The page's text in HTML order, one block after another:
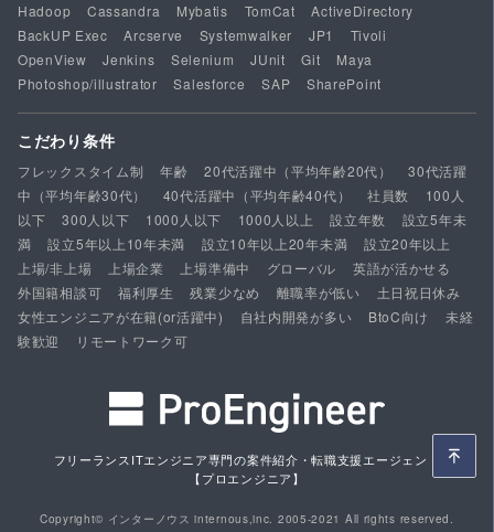
Hadoop
Cassandra Mybatis TomCat
ActiveDirectory
BackUP Exec
Arcserve Systemwalker JP1
Tivoli
OpenView
Jenkins Selenium JUnit Git
Maya
Photoshop/illustrator
Salesforce SAP SharePoint
こだわり条件
フレックスタイム制 年齢 20代活躍中（平均年齢20代）
30代活躍
中（平均年齢30代）
40代活躍中（平均年齢40代） 社員数
100人
以下
300人以下 1000人以下 1000人以上 設立年数
設立5年未
満
設立5年以上10年未満 設立10年以上20年未満
設立20年以上
上場/非上場
上場企業 上場準備中 グローバル
英語が活かせる
外国籍相談可
福利厚生 残業少なめ 離職率が低い
土日祝日休み
女性エンジニアが在籍(or活躍中)
自社内開発が多い BtoC向け
未経
験歓迎
リモートワーク可
フリーランスITエンジニア専門の案件紹介・転職支援エージェント
【プロエンジニア】
Copyright© インターノウス internous,inc. 2005-2021 All rights reserved.